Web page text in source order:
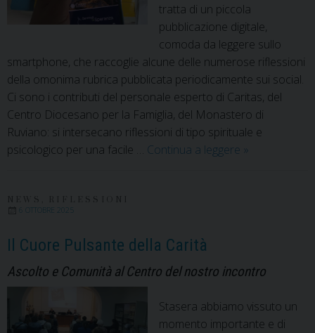
tratta di un piccola
pubblicazione digitale,
comoda da leggere sullo
smartphone, che raccoglie alcune delle numerose riflessioni
della omonima rubrica pubblicata periodicamente sui social.
Ci sono i contributi del personale esperto di Caritas, del
Centro Diocesano per la Famiglia, del Monastero di
Ruviano: si intersecano riflessioni di tipo spirituale e
psicologico per una facile … Continua a leggere Germogli
di
o
pc
»
6 OTTOBRE 2025
Il Cuore Pulsante della Carità
Ascolto e Comunità al Centro del nostro incontro
Stasera abbiamo vissuto un
momento importante e di